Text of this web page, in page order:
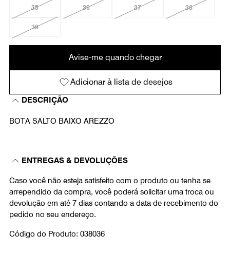
35 36 37 38
39
Avise-me quando chegar
Adicionar à lista de desejos
DESCRIÇÃO
BOTA SALTO BAIXO AREZZO
ENTREGAS & DEVOLUÇÕES
Caso você não esteja satisfeito com o produto ou tenha se
arrependido da compra, você poderá solicitar uma troca ou
devolução em até 7 dias contando a data de recebimento do
pedido no seu endereço.
Código do Produto: 038036